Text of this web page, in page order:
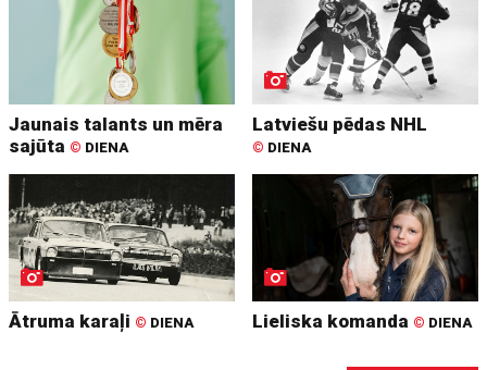
Jaunais talants un mēra
sajūta © DIENA
Latviešu pēdas NHL
© DIENA
Ātruma karaļi © DIENA Lieliska komanda © DIENA